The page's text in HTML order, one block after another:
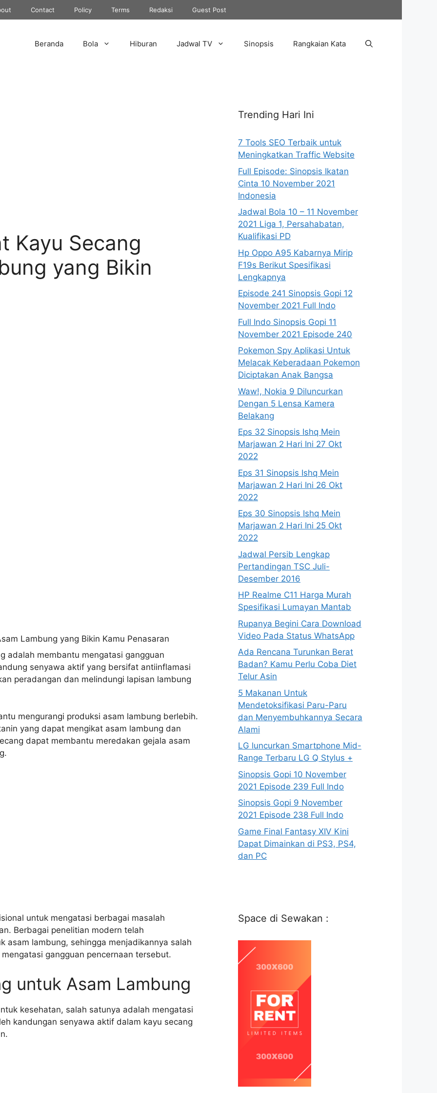
Contact Policy Terms Redaksi Guest Post
Beranda Bola Hiburan Jadwal TV Sinopsis Rangkaian Kata
Kayu Secang
yang Bikin
adalah membantu mengatasi gangguan
senyawa aktif yang bersifat antiinflamasi
peradangan dan melindungi lapisan lambung
mengurangi produksi asam lambung berlebih.
yang dapat mengikat asam lambung dan
dapat membantu meredakan gejala asam
untuk mengatasi berbagai masalah
Berbagai penelitian modern telah
asam lambung, sehingga menjadikannya salah
gangguan pencernaan tersebut.
untuk Asam Lambung
kesehatan, salah satunya adalah mengatasi
kandungan senyawa aktif dalam kayu secang
Trending Hari Ini
7 Tools SEO Terbaik untuk
Meningkatkan Traffic Website
Full Episode: Sinopsis Ikatan
Cinta 10 November 2021
Indonesia
Jadwal Bola 10 – 11 November
2021 Liga 1, Persahabatan,
Kualifikasi PD
Hp Oppo A95 Kabarnya Mirip
F19s Berikut Spesifikasi
Lengkapnya
Episode 241 Sinopsis Gopi 12
November 2021 Full Indo
Full Indo Sinopsis Gopi 11
November 2021 Episode 240
Pokemon Spy Aplikasi Untuk
Melacak Keberadaan Pokemon
Diciptakan Anak Bangsa
Waw!, Nokia 9 Diluncurkan
Dengan 5 Lensa Kamera
Belakang
Eps 32 Sinopsis Ishq Mein
Marjawan 2 Hari Ini 27 Okt
2022
Eps 31 Sinopsis Ishq Mein
Marjawan 2 Hari Ini 26 Okt
2022
Eps 30 Sinopsis Ishq Mein
Marjawan 2 Hari Ini 25 Okt
2022
Jadwal Persib Lengkap
Pertandingan TSC Juli-
Desember 2016
HP Realme C11 Harga Murah
Spesifikasi Lumayan Mantab
Rupanya Begini Cara Download
Video Pada Status WhatsApp
Ada Rencana Turunkan Berat
Badan? Kamu Perlu Coba Diet
Telur Asin
5 Makanan Untuk
Mendetoksifikasi Paru-Paru
dan Menyembuhkannya Secara
Alami
LG luncurkan Smartphone Mid-
Range Terbaru LG Q Stylus +
Sinopsis Gopi 10 November
2021 Episode 239 Full Indo
Sinopsis Gopi 9 November
2021 Episode 238 Full Indo
Game Final Fantasy XIV Kini
Dapat Dimainkan di PS3, PS4,
dan PC
Space di Sewakan :